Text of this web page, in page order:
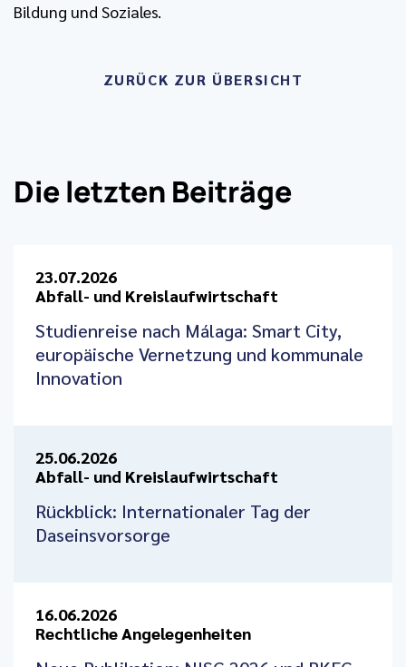
Bildung und Soziales.
ZURÜCK ZUR ÜBERSICHT
Die letzten Beiträge
23.07.2026
Abfall- und Kreislaufwirtschaft
Studienreise nach Málaga: Smart City,
europäische Vernetzung und kommunale
Innovation
25.06.2026
Abfall- und Kreislaufwirtschaft
Rückblick: Internationaler Tag der
Daseinsvorsorge
16.06.2026
Rechtliche Angelegenheiten